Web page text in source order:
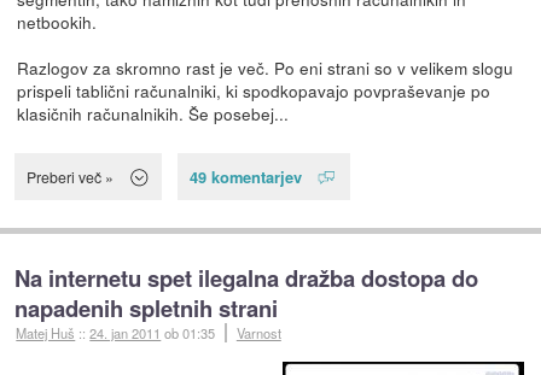
netbookih.
Razlogov za skromno rast je več. Po eni strani so v velikem slogu
prispeli tablični računalniki, ki spodkopavajo povpraševanje po
klasičnih računalnikih. Še posebej...
Preberi več » 49 komentarjev
Na internetu spet ilegalna dražba dostopa do
napadenih spletnih strani
Matej Huš ::24. jan 2011 ob 01:35 Varnost